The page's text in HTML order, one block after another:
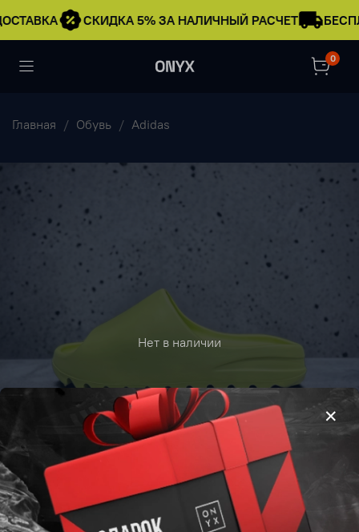
СКИДКА 5% ЗА НАЛИЧНЫЙ РАСЧЕТ
0
Главная Обувь Adidas
Нет в наличии